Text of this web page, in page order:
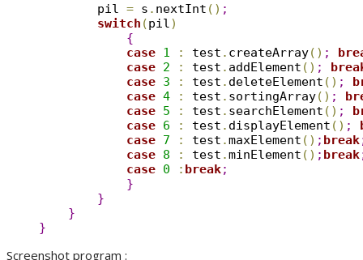
        pil
= s . nextInt ( ) ;
switch (pil)
{
case 1 : test . createArray( ) ;
case 2 : test . addElement ( ) ;
case 3 : test . deleteElement ( ) ;
case 4 : test . sortingArray( ) ;
case 5 : test . searchElement ( ) ;
case 6 : test . displayElement ( ) ;
case 7 : test .maxElement ( ) ; break
case 8 : test .minElement ( ) ; break
case 0 : break;
}
}
}
}
Screenshot program :